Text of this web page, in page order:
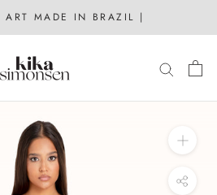
ART MADE IN BRAZIL |